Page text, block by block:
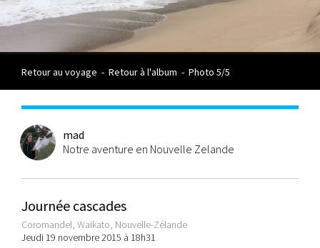
Retour au voyage - Retour à l'album - Photo 5/5
mad
Notre aventure en Nouvelle Zelande
Journée cascades
Coromandel, Waikato, Nouvelle-Zélande
Jeudi 19 novembre 2015 à 18h31